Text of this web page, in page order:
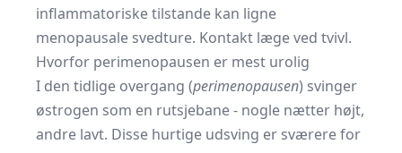
inflammatoriske tilstande kan ligne
menopausale svedture. Kontakt læge ved tvivl.
Hvorfor perimenopausen er mest urolig
I den tidlige overgang (perimenopausen) svinger
østrogen som en rutsjebane - nogle nætter højt,
andre lavt. Disse hurtige udsving er sværere for